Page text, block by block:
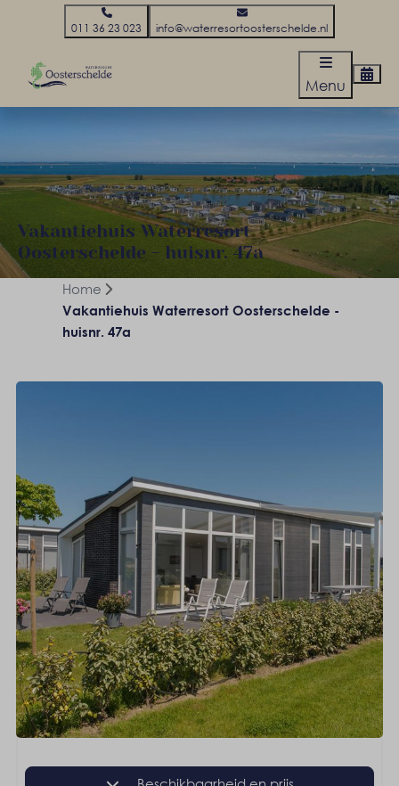
011 36 23 023 info@waterresortoosterschelde.nl
Menu
Vakantiehuis Waterresort
Oosterschelde - huisnr. 47a
Home
Vakantiehuis Waterresort Oosterschelde -
huisnr. 47a